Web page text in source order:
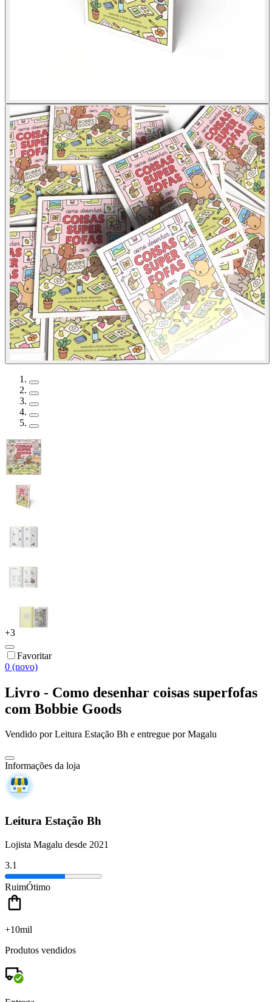
+3
Favoritar
0 (novo)
Livro - Como desenhar coisas superfofas
com Bobbie Goods
Vendido porLeitura Estação Bh e entregue por Magalu
Informações da loja
Leitura Estação Bh
Lojista Magalu desde 2021
3.1
RuimÓtimo
+10mil
Produtos vendidos